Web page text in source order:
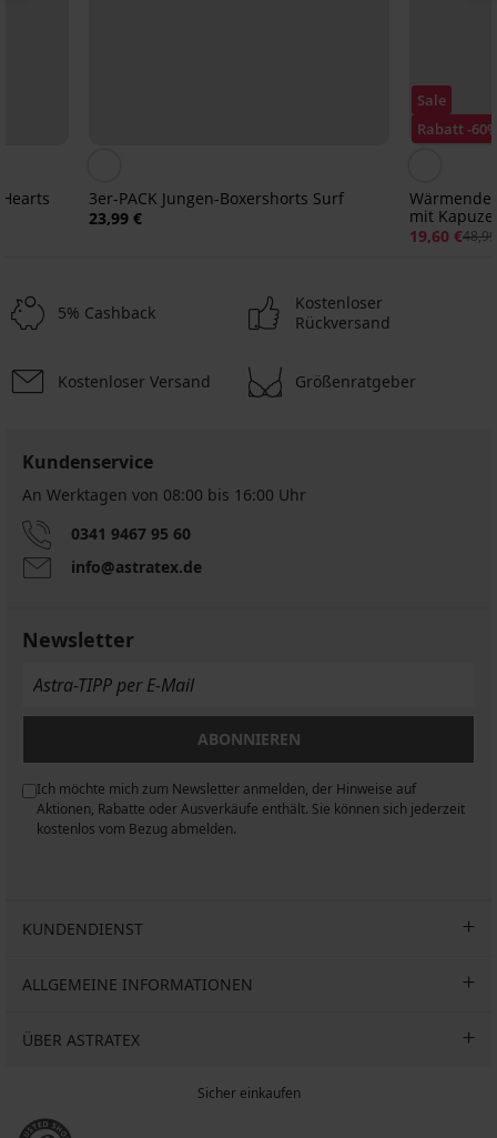
3er-PACK Jungen-Boxershorts Surf
23,99 €
Sale
Rabatt -
mit Kapuze
19,60 €
Wärmender
Kinder
Overall
Kigurumi
mit
€
Jungen-
Pyjama
Charlie
lang
34,99
Baumwollpyjama
für
Mädchen
Cats
lang
36,99
€
Wärmender
Mädchen
Overall
Kigurumi
mit
€
€
Jungen
Schlafanzug
NKGamer
lang
27,99
Wärmender
Kinderpyjama
Nordic
lang
52,99
Kinder-
Pyjama
aus
Baumwolle
15,90
52,99
€
5% Cashback
Kostenloser
Rückversand
Kostenloser Versand Größenratgeber
Kundenservice
An Werktagen von 08:00 bis 16:00 Uhr
0341 9467 95 60
info@astratex.de
Newsletter
ABONNIEREN
Ich möchte mich zum Newsletter anmelden, der Hinweise auf
Aktionen, Rabatte oder Ausverkäufe enthält. Sie können sich jederzeit
kostenlos vom Bezug abmelden.
KUNDENDIENST
ALLGEMEINE INFORMATIONEN
ÜBER ASTRATEX
Sicher einkaufen